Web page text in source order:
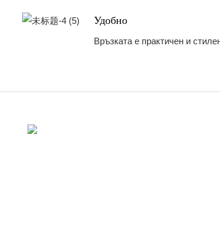
Удобно
Връзката е практичен и